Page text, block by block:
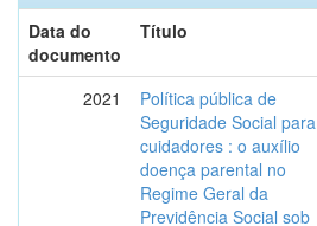
Data do
documento
Título
2021
Política pública de
Seguridade Social para
cuidadores : o auxílio
doença parental no
Regime Geral da
Previdência Social sob